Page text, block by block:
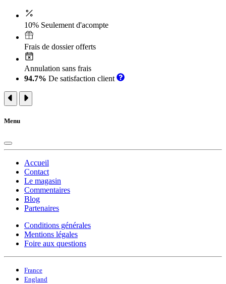
10% Seulement d'acompte
Frais de dossier offerts
Annulation sans frais
94.7% De satisfaction client
Menu
Accueil
Contact
Le magasin
Commentaires
Blog
Partenaires
Conditions générales
Mentions légales
Foire aux questions
France
England